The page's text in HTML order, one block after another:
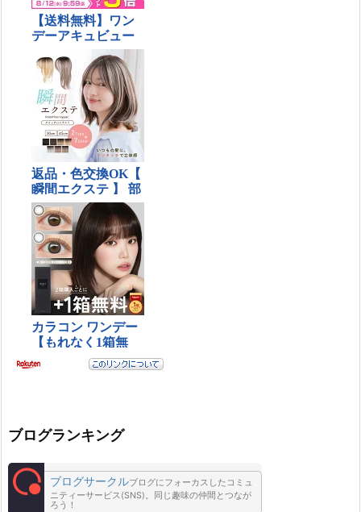
ブログランキング
ブログサークルブログにフォーカスしたコミュ
ニティーサービス(SNS)。同じ趣味の仲間とつなが
ろう！